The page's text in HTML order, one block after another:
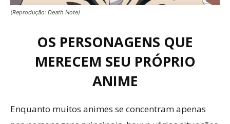
(Reprodução: Death Note)
OS PERSONAGENS QUE
MERECEM SEU PRÓPRIO
ANIME
Enquanto muitos animes se concentram apenas